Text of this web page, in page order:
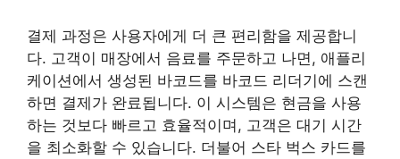
결제 과정은 사용자에게 더 큰 편리함을 제공합니
다. 고객이 매장에서 음료를 주문하고 나면, 애플리
케이션에서 생성된 바코드를 바코드 리더기에 스캔
하면 결제가 완료됩니다. 이 시스템은 현금을 사용
하는 것보다 빠르고 효율적이며, 고객은 대기 시간
을 최소화할 수 있습니다. 더불어 스타 벅스 카드를